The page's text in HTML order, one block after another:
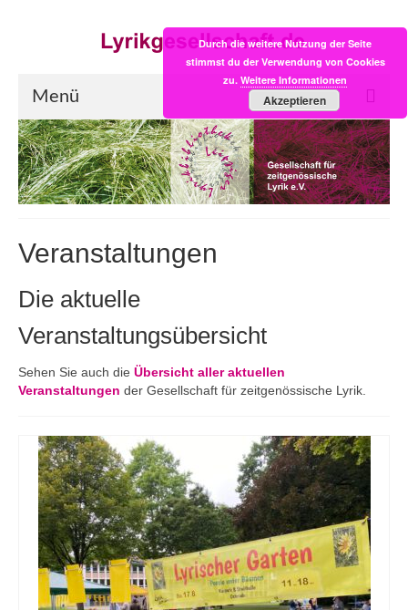
Menü
Start
LYRIK:POST
Einkaufsladen
Empfehlung des Monats
Videos
Veranstaltungen
Neuerscheinungen von Mitgliedern
Ausschreibungen
Leipziger Lyrikbibliothek
Lyrikschaufenster im Literaturhaus Leipzig
Mitglied werden
Veranstaltungen
Die aktuelle
Veranstaltungsübersicht
Sehen Sie auch die Übersicht aller aktuellen
Veranstaltungen der Gesellschaft für zeitgenössische Lyrik.
Durch die weitere Nutzung der Seite
stimmst du der Verwendung von Cookies
zu. Weitere Informationen
Akzeptieren